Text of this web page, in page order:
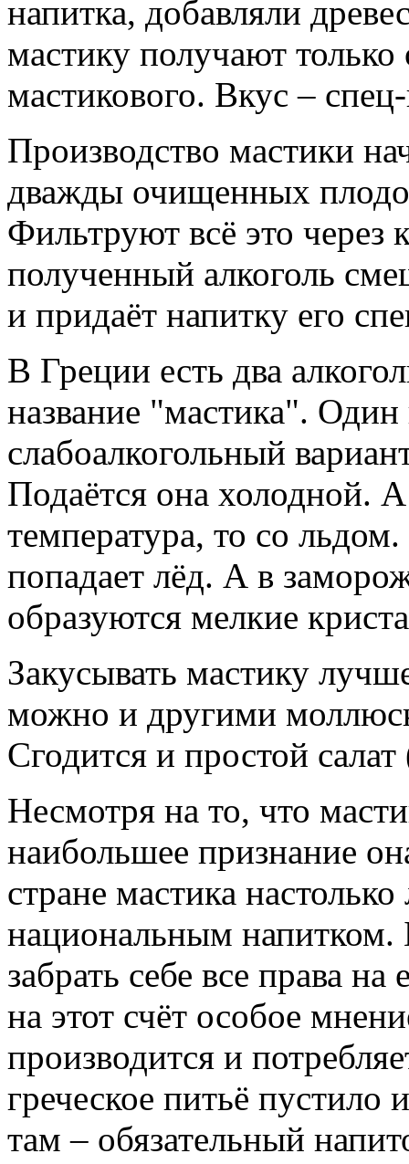
напитка, добавляли
мастику получают только
мастикового. Вкус –
Производство мастики
дважды очищенных
Фильтруют всё это через
полученный алкоголь
и придаёт напитку его
В Греции есть два
название "мастика".
слабоалкогольный
Подаётся она холодной.
температура, то со
попадает лёд. А в
образуются мелкие
Закусывать мастику
можно и другими
Сгодится и простой салат
Несмотря на то, что
наибольшее признание
стране мастика
национальным напитком.
забрать себе все права
на этот счёт особое
производится и
греческое питьё
там – обязательный